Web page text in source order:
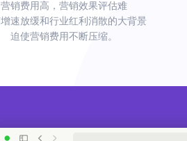
营销费用高，营销效果评估难
速放缓和行业红利消散的大背景
迫使营销费用不断压缩。